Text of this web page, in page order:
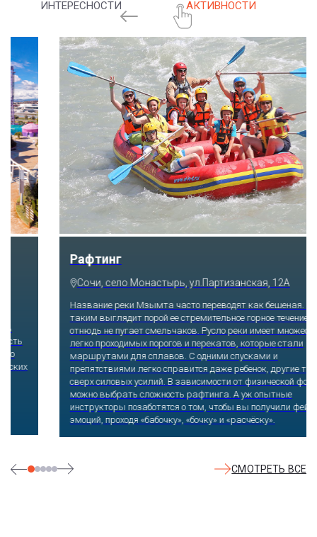
ИНТЕРЕСНОСТИ АКТИВНОСТИ
Скайпарк
Сочи, с. Казачий брод, ул. Краснофлотская, 54а
Побороться со страхом высоты и набраться массу впечатлений
получится, если отправиться по самому длинному подвесному
пешеходному мосту, который буквально парит в воздухе на
высоте 218 метров над землей. Отсюда открываются виды на
Ахштырское ущелье и заснеженные Кавказские горы. Те, кто
посмелее, прыгают на резинке с 207 или 69 метров, катаются
на скоростном троллее. Остудить экстремальный пыл
помогает уютная атмосфера ресторана.
СМОТРЕТЬ ВСЕ